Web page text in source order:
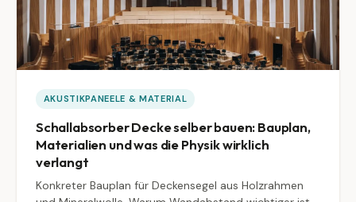
AKUSTIKPANEELE & MATERIAL
Schallabsorber Decke selber bauen: Bauplan,
Materialien und was die Physik wirklich
verlangt
Konkreter Bauplan für Deckensegel aus Holzrahmen